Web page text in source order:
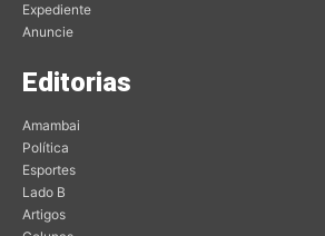
Expediente
Anuncie
Editorias
Amambai
Política
Esportes
Lado B
Artigos